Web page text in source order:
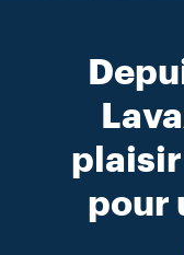
plaisir
pour